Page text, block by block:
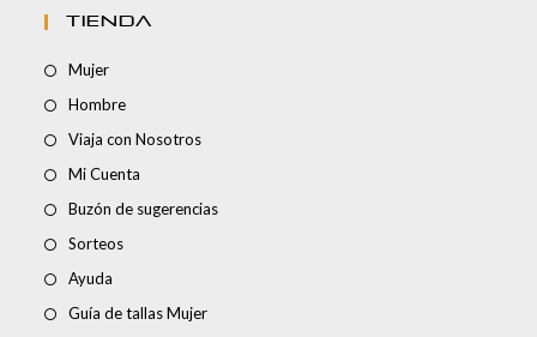
TIENDA
Mujer
Hombre
Viaja con Nosotros
Mi Cuenta
Buzón de sugerencias
Sorteos
Ayuda
Guía de tallas Mujer